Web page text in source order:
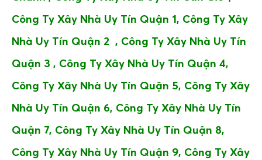
Công Ty Xây Nhà Uy Tín Quận 1, Công Ty Xây
Nhà Uy Tín Quận 2 , Công Ty Xây Nhà Uy Tín
Quận 3 , Công Ty Xây Nhà Uy Tín Quận 4,
Công Ty Xây Nhà Uy Tín Quận 5, Công Ty Xây
Nhà Uy Tín Quận 6, Công Ty Xây Nhà Uy Tín
Quận 7, Công Ty Xây Nhà Uy Tín Quận 8,
Công Ty Xây Nhà Uy Tín Quận 9, Công Ty Xây